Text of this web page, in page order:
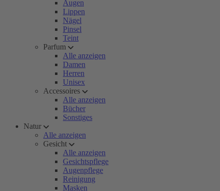
Augen
Lippen
Nägel
Pinsel
Teint
Parfum
Alle anzeigen
Damen
Herren
Unisex
Accessoires
Alle anzeigen
Bücher
Sonstiges
Natur
Alle anzeigen
Gesicht
Alle anzeigen
Gesichtspflege
Augenpflege
Reinigung
Masken